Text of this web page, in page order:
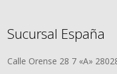
Sucursal España
Calle Orense 28 7 «A»